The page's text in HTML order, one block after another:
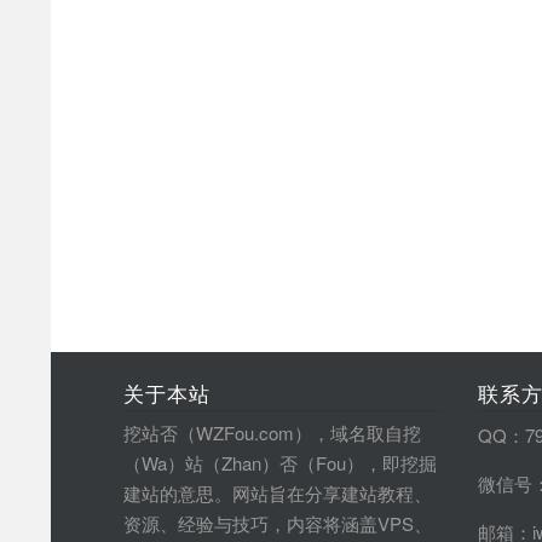
关于本站
挖站否（WZFou.com），域名取自挖
（Wa）站（Zhan）否（Fou），即挖掘
建站的意思。网站旨在分享建站教程、
资源、经验与技巧，内容将涵盖VPS、
联系
QQ：
微信号
邮箱：